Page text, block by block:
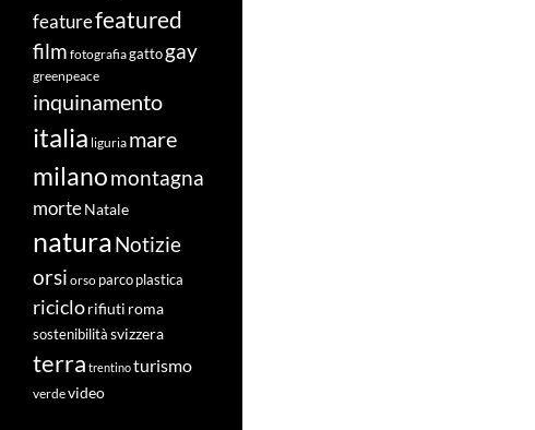
featurefeatured
film fotografiagatto gay
greenpeace
inquinamento
italia liguria mare
milanomontagna
morteNatale
naturaNotizie
orsi orso parco plastica
riciclorifiuti roma
sostenibilità svizzera
terra trentinoturismo
verdevideo